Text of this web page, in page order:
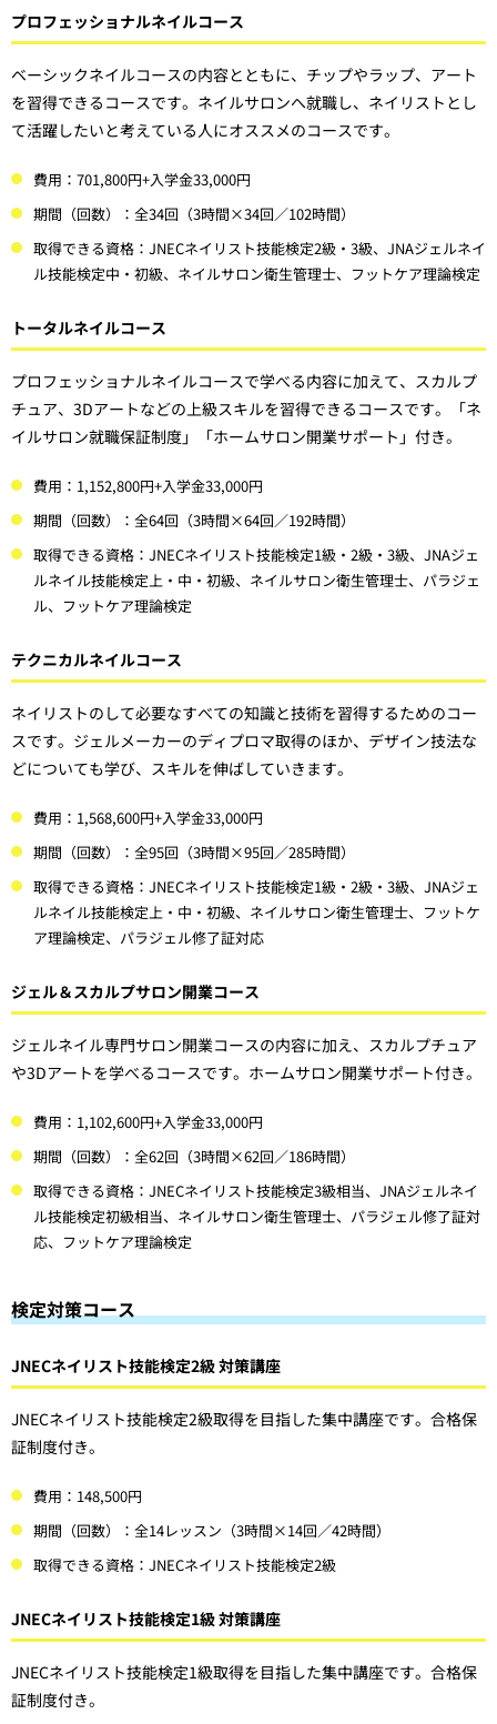
プロフェッショナルネイルコース
ベーシックネイルコースの内容とともに、チップやラップ、アート
を習得できるコースです。ネイルサロンへ就職し、ネイリストとし
て活躍したいと考えている人にオススメのコースです。
費用：701,800円+入学金33,000円
期間（回数）：全34回（3時間×34回／102時間）
取得できる資格：JNECネイリスト技能検定2級・3級、JNAジェルネイ
ル技能検定中・初級、ネイルサロン衛生管理士、フットケア理論検定
トータルネイルコース
プロフェッショナルネイルコースで学べる内容に加えて、スカルプ
チュア、3Dアートなどの上級スキルを習得できるコースです。「ネ
イルサロン就職保証制度」「ホームサロン開業サポート」付き。
費用：1,152,800円+入学金33,000円
期間（回数）：全64回（3時間×64回／192時間）
取得できる資格：JNECネイリスト技能検定1級・2級・3級、JNAジェ
ルネイル技能検定上・中・初級、ネイルサロン衛生管理士、パラジェ
ル、フットケア理論検定
テクニカルネイルコース
ネイリストのして必要なすべての知識と技術を習得するためのコー
スです。ジェルメーカーのディプロマ取得のほか、デザイン技法な
どについても学び、スキルを伸ばしていきます。
費用：1,568,600円+入学金33,000円
期間（回数）：全95回（3時間×95回／285時間）
取得できる資格：JNECネイリスト技能検定1級・2級・3級、JNAジェ
ルネイル技能検定上・中・初級、ネイルサロン衛生管理士、フットケ
ア理論検定、パラジェル修了証対応
ジェル＆スカルプサロン開業コース
ジェルネイル専門サロン開業コースの内容に加え、スカルプチュア
や3Dアートを学べるコースです。ホームサロン開業サポート付き。
費用：1,102,600円+入学金33,000円
期間（回数）：全62回（3時間×62回／186時間）
取得できる資格：JNECネイリスト技能検定3級相当、JNAジェルネイ
ル技能検定初級相当、ネイルサロン衛生管理士、パラジェル修了証対
応、フットケア理論検定
検定対策コース
JNECネイリスト技能検定2級 対策講座
JNECネイリスト技能検定2級取得を目指した集中講座です。合格保
証制度付き。
費用：148,500円
期間（回数）：全14レッスン（3時間×14回／42時間）
取得できる資格：JNECネイリスト技能検定2級
JNECネイリスト技能検定1級 対策講座
JNECネイリスト技能検定1級取得を目指した集中講座です。合格保
証制度付き。